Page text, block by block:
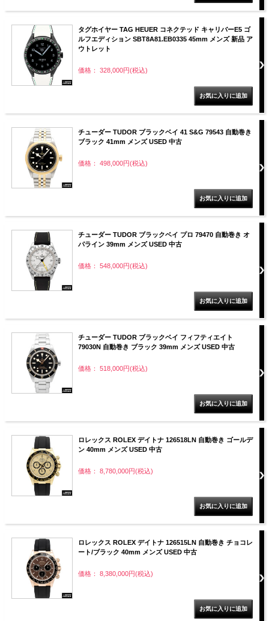
タグホイヤー TAG HEUER コネクテッド キャリバーE5 ゴ
ルフエディション SBT8A81.EB0335 45mm メンズ 新品 ア
ウトレット
価格： 328,000円(税込)
チューダー TUDOR ブラックベイ 41 S&G 79543 自動巻き
ブラック 41mm メンズ USED 中古
価格： 498,000円(税込)
チューダー TUDOR ブラックベイ プロ 79470 自動巻き オ
パライン 39mm メンズ USED 中古
価格： 548,000円(税込)
チューダー TUDOR ブラックベイ フィフティエイト
79030N 自動巻き ブラック 39mm メンズ USED 中古
価格： 518,000円(税込)
ロレックス ROLEX デイトナ 126518LN 自動巻き ゴールデ
ン 40mm メンズ USED 中古
価格： 8,780,000円(税込)
ロレックス ROLEX デイトナ 126515LN 自動巻き チョコレ
ート/ブラック 40mm メンズ USED 中古
価格： 8,380,000円(税込)